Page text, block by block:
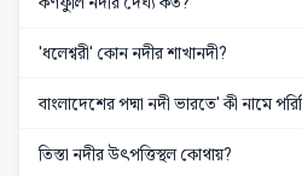
'ধলেশ্বরী' কোন নদীর শাখানদী?
বাংলাদেশের পদ্মা নদী ভারতে' কী নামে
তিস্তা নদীর উৎপত্তিস্থল কোথায়?